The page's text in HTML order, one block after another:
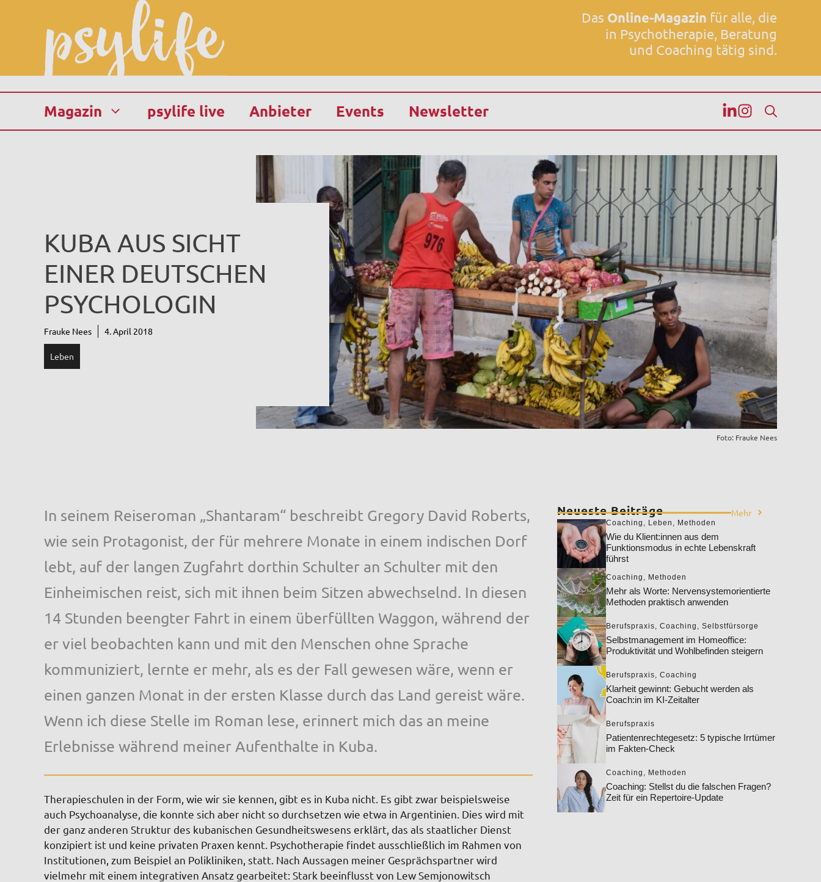
Das Online-Magazin für alle, die
in Psychotherapie, Beratung
und Coaching tätig sind.
Magazin psylife live Anbieter Events Newsletter
KUBA AUS SICHT
EINER DEUTSCHEN
PSYCHOLOGIN
Frauke Nees 4. April 2018
Leben
Foto: Frauke Nees
In seinem Reiseroman „Shantaram“ beschreibt Gregory David Roberts,
wie sein Protagonist, der für mehrere Monate in einem indischen Dorf
lebt, auf der langen Zugfahrt dorthin Schulter an Schulter mit den
Einheimischen reist, sich mit ihnen beim Sitzen abwechselnd. In diesen
14 Stunden beengter Fahrt in einem überfüllten Waggon, während der
er viel beobachten kann und mit den Menschen ohne Sprache
kommuniziert, lernte er mehr, als es der Fall gewesen wäre, wenn er
einen ganzen Monat in der ersten Klasse durch das Land gereist wäre.
Wenn ich diese Stelle im Roman lese, erinnert mich das an meine
Erlebnisse während meiner Aufenthalte in Kuba.
Therapieschulen in der Form, wie wir sie kennen, gibt es in Kuba nicht. Es gibt zwar beispielsweise
auch Psychoanalyse, die konnte sich aber nicht so durchsetzen wie etwa in Argentinien. Dies wird mit
der ganz anderen Struktur des kubanischen Gesundheitswesens erklärt, das als staatlicher Dienst
konzipiert ist und keine privaten Praxen kennt. Psychotherapie findet ausschließlich im Rahmen von
Institutionen, zum Beispiel an Polikliniken, statt. Nach Aussagen meiner Gesprächspartner wird
vielmehr mit einem integrativen Ansatz gearbeitet: Stark beeinflusst von Lew Semjonowitsch
Neueste Beiträge Mehr
Coaching , Leben , Methoden
Wie du Klient:innen aus dem
Funktionsmodus in echte Lebenskraft
führst
Coaching , Methoden
Mehr als Worte: Nervensystemorientierte
Methoden praktisch anwenden
Berufspraxis, Coaching , Selbstfürsorge
Selbstmanagement im Homeoffice:
Produktivität und Wohlbefinden steigern
Berufspraxis, Coaching
Klarheit gewinnt: Gebucht werden als
Coach:in im KI-Zeitalter
Berufspraxis
Patientenrechtegesetz: 5 typische Irrtümer
im Fakten-Check
Coaching , Methoden
Coaching: Stellst du die falschen Fragen?
Zeit für ein Repertoire-Update